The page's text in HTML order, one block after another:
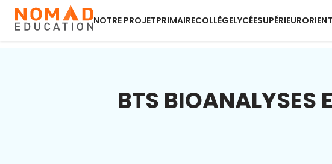
NOTRE PROJETPRIMAIRECOLLÈGELYCÉESUPÉRIEUR
BTS BIOANALYSES